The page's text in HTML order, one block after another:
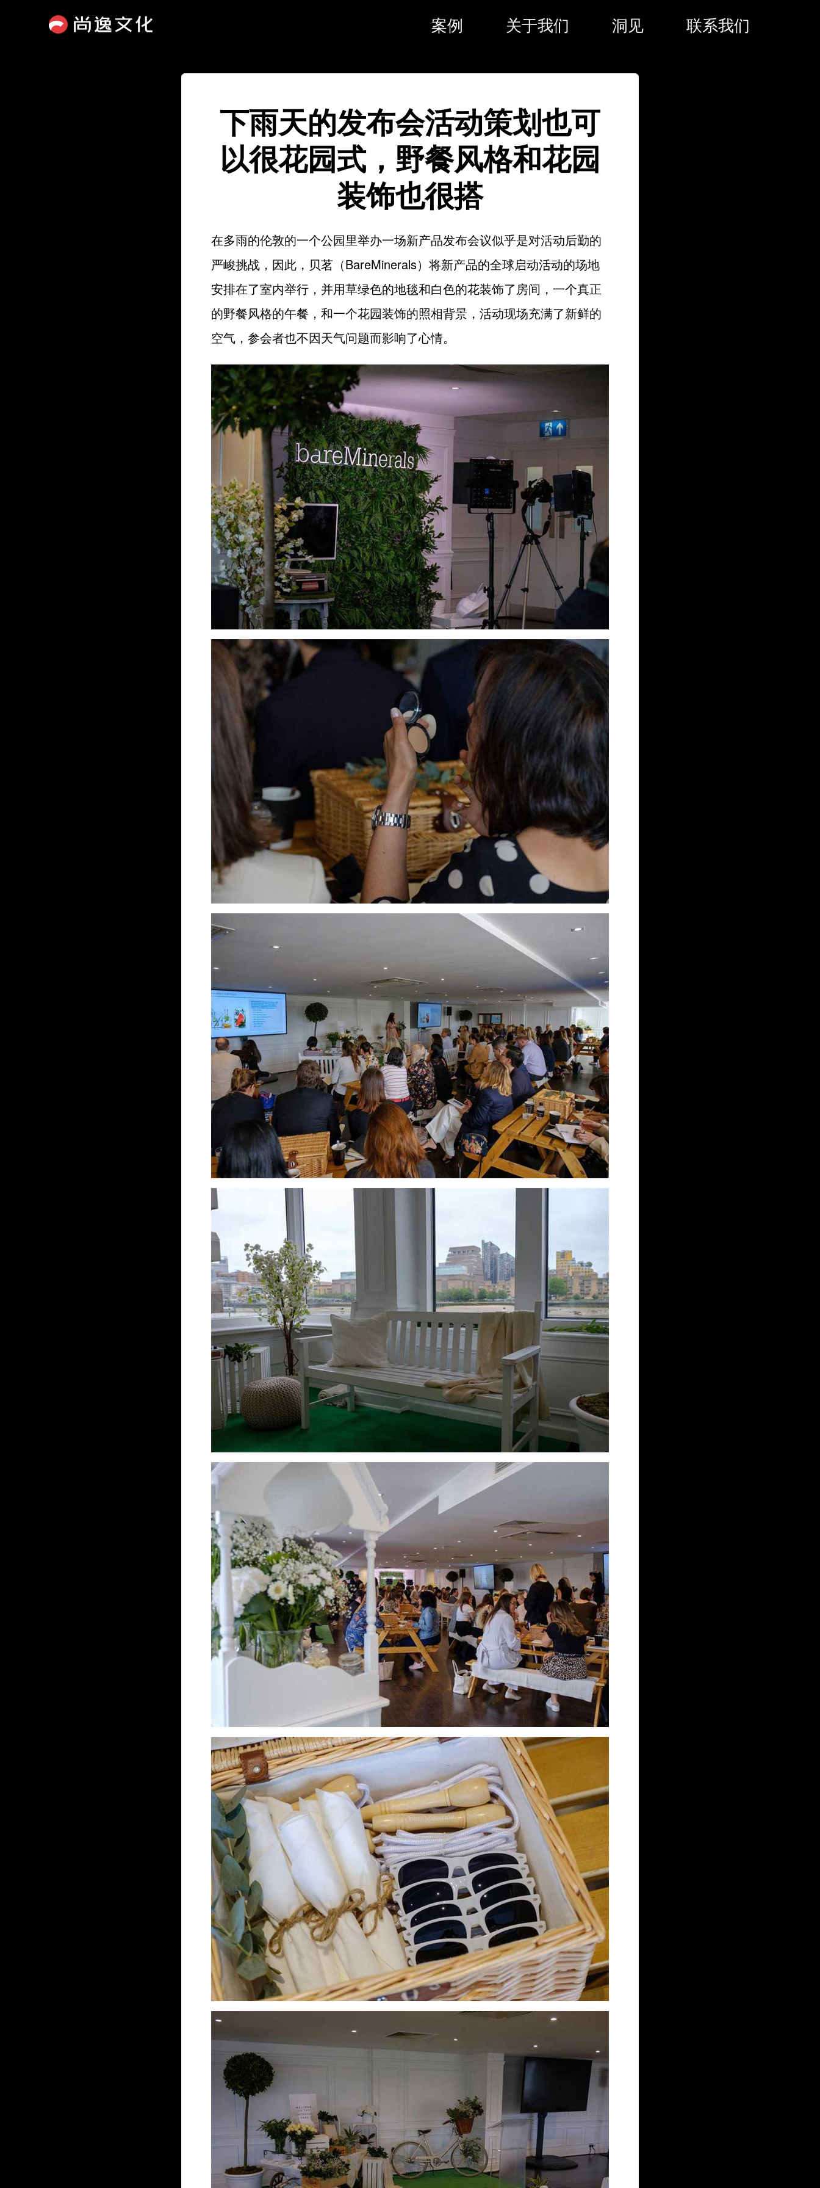
案例 关于我们 洞见 联系我们
下雨天的发布会活动策划也可
以很花园式，野餐风格和花园
装饰也很搭
在多雨的伦敦的一个公园里举办一场新产品发布会议似乎是对活动后勤的
严峻挑战，因此，贝茗（BareMinerals）将新产品的全球启动活动的场地
安排在了室内举行，并用草绿色的地毯和白色的花装饰了房间，一个真正
的野餐风格的午餐，和一个花园装饰的照相背景，活动现场充满了新鲜的
空气，参会者也不因天气问题而影响了心情。